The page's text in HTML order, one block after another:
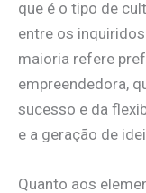
que é o tipo de
entre os
maioria refere
empreendedora,
sucesso e da
e a geração de
Quanto aos